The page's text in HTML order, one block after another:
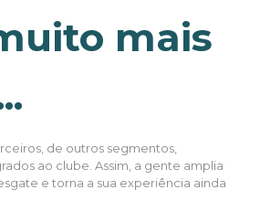
mais
de outros segmentos,
ao clube. Assim, a gente amplia
e torna a sua experiência ainda